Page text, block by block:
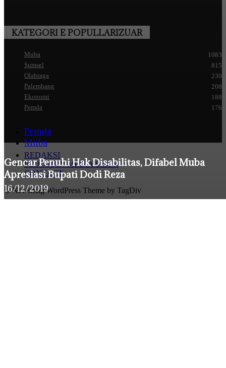
Pemda
Muba
Gencar Penuhi Hak Disabilitas, Difabel Muba
Apresiasi Bupati Dodi Reza
16/12/2019
KATEGORI E POPULLARIZUAR
Muba
1083
Sumsel
815
Olahraga
230
Palembang
208
Ekonomi
188
Pemda
176
REDAKSI
PEDOMAN MEDIA SIBER
CONTACT
© Newsmag WordPress Theme by TagDiv